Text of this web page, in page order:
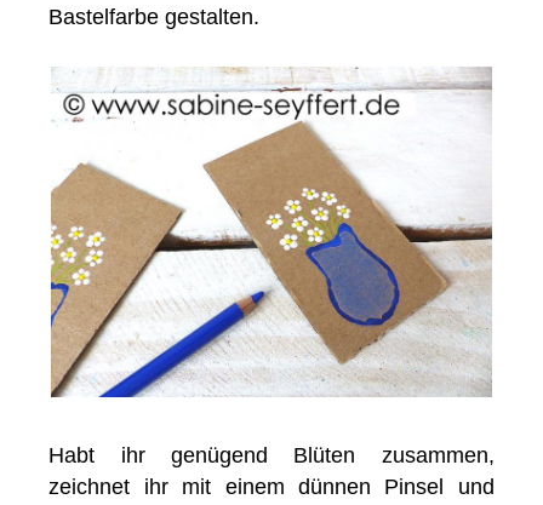
Bastelfarbe gestalten.
Habt ihr genügend Blüten zusammen,
zeichnet ihr mit einem dünnen Pinsel und